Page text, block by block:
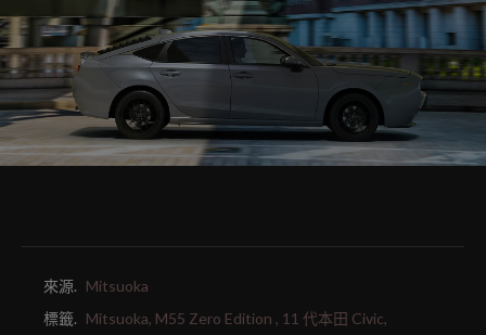
來源. Mitsuoka
標籤. Mitsuoka, M55 Zero Edition , 11 代本田 Civic,